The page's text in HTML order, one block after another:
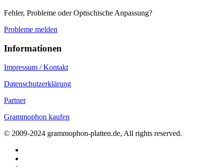
Fehler, Probleme oder Optischische Anpassung?
Probleme melden
Informationen
Impressum / Kontakt
Datenschutzerklärung
Partner
Grammophon kaufen
© 2009-2024 grammophon-platten.de, All rights reserved.